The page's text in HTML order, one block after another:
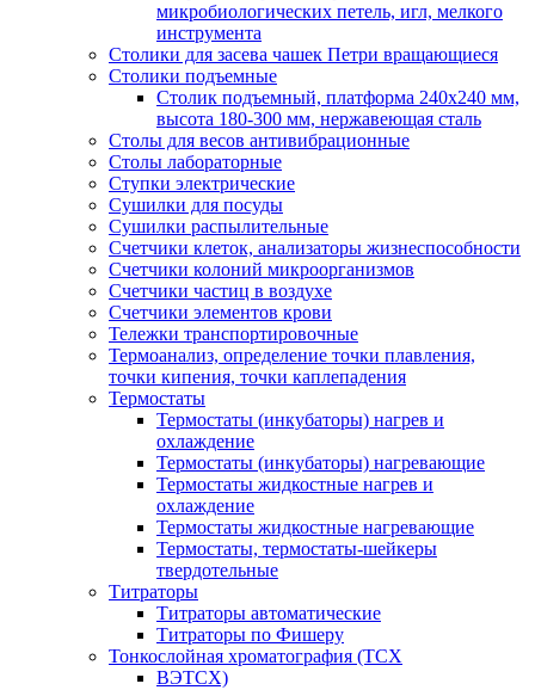
микробиологических петель, игл, мелкого
инструмента
Столики для засева чашек Петри вращающиеся
Столики подъемные
Столик подъемный, платформа 240х240 мм,
высота 180-300 мм, нержавеющая сталь
Столы для весов антивибрационные
Столы лабораторные
Ступки электрические
Сушилки для посуды
Сушилки распылительные
Счетчики клеток, анализаторы жизнеспособности
Счетчики колоний микроорганизмов
Счетчики частиц в воздухе
Счетчики элементов крови
Тележки транспортировочные
Термоанализ, определение точки плавления,
точки кипения, точки каплепадения
Термостаты
Термостаты (инкубаторы) нагрев и
охлаждение
Термостаты (инкубаторы) нагревающие
Термостаты жидкостные нагрев и
охлаждение
Термостаты жидкостные нагревающие
Термостаты, термостаты-шейкеры
твердотельные
Титраторы
Титраторы автоматические
Титраторы по Фишеру
Тонкослойная хроматография (ТСХ
ВЭТСХ)